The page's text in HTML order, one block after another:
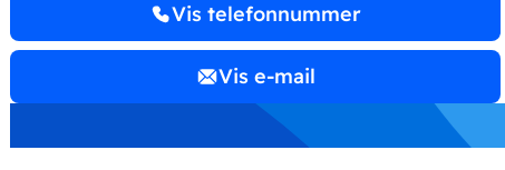
Vis telefonnummer
Vis e-mail